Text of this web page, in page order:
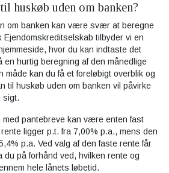
huskøb uden om banken?
om banken kan være svær at beregne
tilbyder vi en
hvor du kan indtaste det
en hurtig beregning af den månedlige
måde kan du få et foreløbigt overblik og
til huskøb uden om banken vil påvirke
sigt.
pantebreve kan være enten fast
ligger p.t. fra 7,00% p.a., mens den
p.a. Ved valg af den faste rente får
du på forhånd ved, hvilken rente og
hele lånets løbetid.